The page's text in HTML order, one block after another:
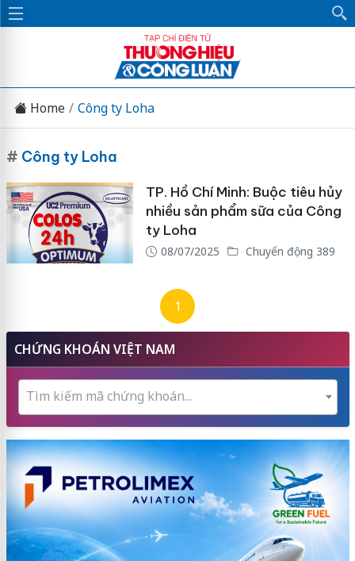
Home Công ty Loha
# Công ty Loha
TP. Hồ Chí Minh: Buộc tiêu hủy
nhiều sản phẩm sữa của Công
ty Loha
08/07/2025 Chuyển động 389
1
CHỨNG KHOÁN VIỆT NAM
Tìm kiếm mã chứng khoán...